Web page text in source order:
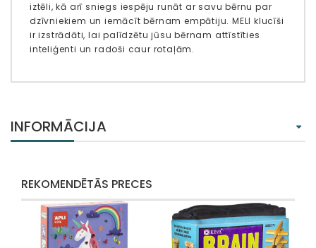
iztēli, kā arī sniegs iespēju runāt ar savu bērnu par
dzīvniekiem un iemācīt bērnam empātiju. MELI klucīši
ir izstrādāti, lai palīdzētu jūsu bērnam attīstīties
inteliģenti un radoši caur rotaļām.
INFORMĀCIJA
REKOMENDĒTĀS PRECES